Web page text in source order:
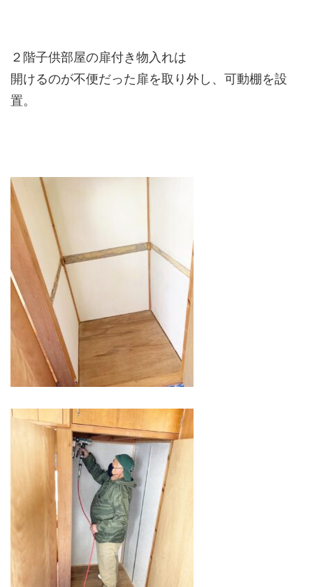
２階子供部屋の扉付き物入れは
開けるのが不便だった扉を取り外し、可動棚を設
置。